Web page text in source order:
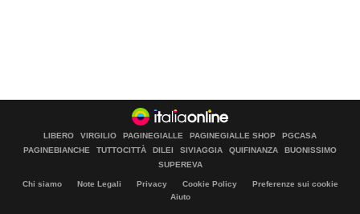
LIBERO VIRGILIO PAGINEGIALLE PAGINEGIALLE SHOP
PGCASA
PAGINEBIANCHE
TUTTOCITTÀ DILEI SIVIAGGIA QUIFINANZA
BUONISSIMO
SUPEREVA
Chi siamo Note Legali Privacy Cookie Policy
Preferenze sui cookie
Aiuto